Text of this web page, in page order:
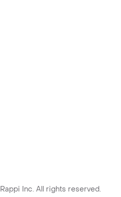
Rappi Inc. All rights reserved.